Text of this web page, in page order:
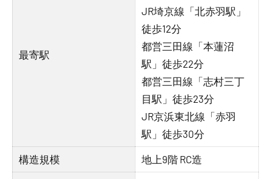
最寄駅
JR埼京線「北赤羽駅」
徒歩12分
都営三田線「本蓮沼
駅」徒歩22分
都営三田線「志村三丁
目駅」徒歩23分
JR京浜東北線「赤羽
駅」徒歩30分
構造規模 地上9階 RC造